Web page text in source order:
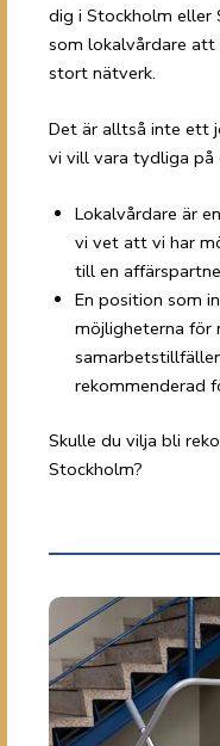
dig i Stockholm eller
som lokalvårdare
stort nätverk.
Det är alltså inte ett
vi vill vara tydliga på
Lokalvårdare är
vi vet att vi har
till en
En position som
möjligheterna för
rekommenderad
Skulle du vilja bli
Stockholm?